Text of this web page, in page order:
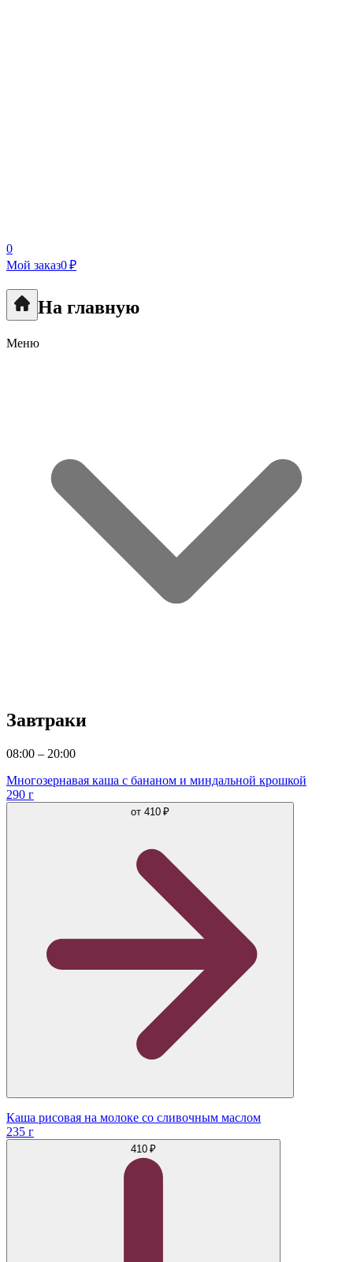
0
Мой заказ0 ₽
На главную
Меню
Завтраки
08:00 – 20:00
Многозернавая каша с бананом и миндальной крошкой
290 г
от 410 ₽
Каша рисовая на молоке со сливочным маслом
235 г
410 ₽